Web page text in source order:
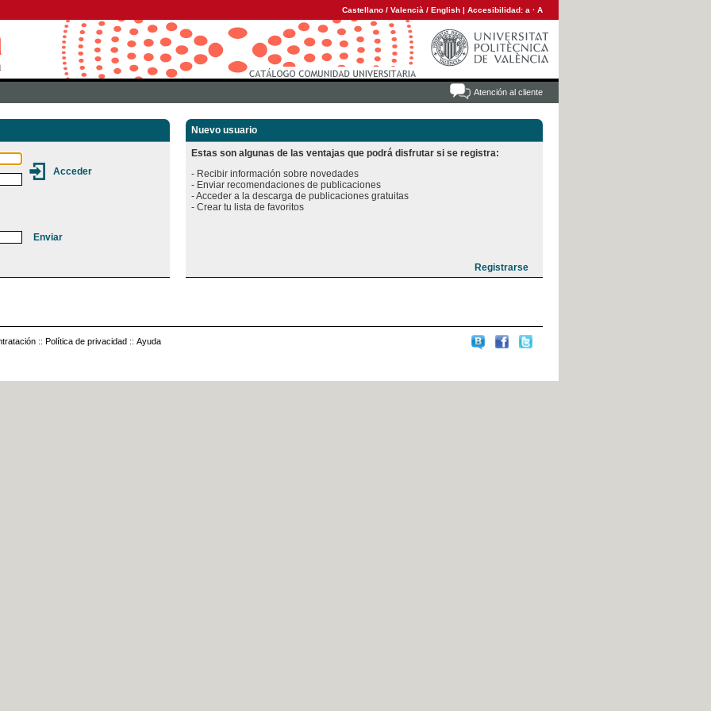
Castellano / Valencià / English | Accesibilidad: a · A
Atención al cliente
Nuevo usuario
Estas son algunas de las ventajas que podrá disfrutar si se registra:
- Recibir información sobre novedades
- Enviar recomendaciones de publicaciones
- Acceder a la descarga de publicaciones gratuitas
:: Política de privacidad :: Ayuda